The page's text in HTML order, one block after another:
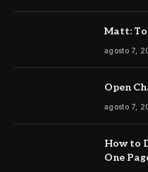
Matt:
agosto 7,
Open
agosto 7,
How to
One